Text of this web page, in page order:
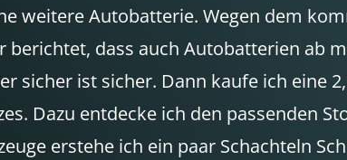
weitere Autobatterie. Wegen dem
berichtet, dass auch Autobatterien ab
sicher ist sicher. Dann kaufe ich eine
Dazu entdecke ich den passenden
erstehe ich ein paar Schachteln